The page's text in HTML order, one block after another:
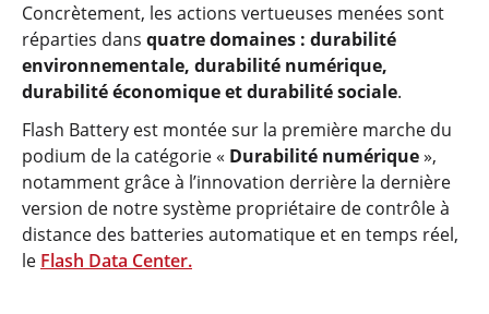
Concrètement, les actions vertueuses menées sont
réparties dans quatre domaines : durabilité
environnementale, durabilité numérique,
durabilité économique et durabilité sociale.
Flash Battery est montée sur la première marche du
podium de la catégorie « Durabilité numérique»,
notamment grâce à l’innovation derrière la dernière
version de notre système propriétaire de contrôle à
distance des batteries automatique et en temps réel,
le Flash Data Center.